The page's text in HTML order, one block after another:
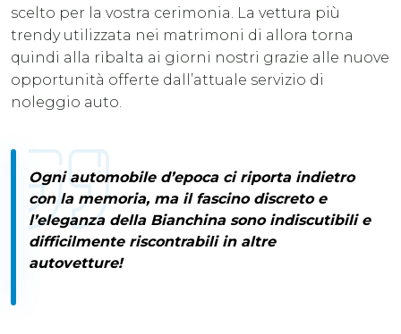
scelto per la vostra cerimonia. La vettura più
trendy utilizzata nei matrimoni di allora torna
quindi alla ribalta ai giorni nostri grazie alle nuove
opportunità offerte dall’attuale servizio di
noleggio auto.
Ogni automobile d’epoca ci riporta indietro
con la memoria, ma il fascino discreto e
l’eleganza della Bianchinasono indiscutibili e
difficilmente riscontrabili in altre
autovetture!